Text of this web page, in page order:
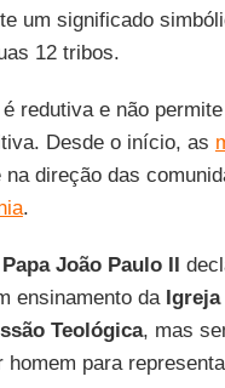
um significado
12 tribos.
redutiva e não
Desde o início, as
direção das
.
Papa João Paulo II
ensinamento da Igreja
Teológica, mas
para